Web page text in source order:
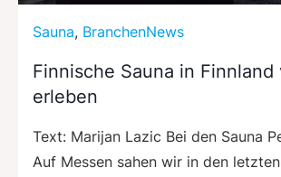
Sauna, BranchenNews
Finnische Sauna in Finnland
erleben
Text: Marijan Lazic Bei den Sauna
Auf Messen sahen wir in den